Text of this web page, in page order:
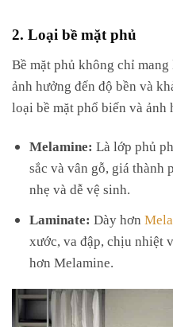
2. Loại bề mặt phủ
Bề mặt phủ không chỉ
ảnh hưởng đến độ bền và
loại bề mặt phổ biến và ảnh
Melamine: Là lớp phủ
sắc và vân gỗ, giá thành
nhẹ và dễ vệ sinh.
Laminate: Dày hơn
xước, va đập, chịu nhiệt
hơn Melamine.